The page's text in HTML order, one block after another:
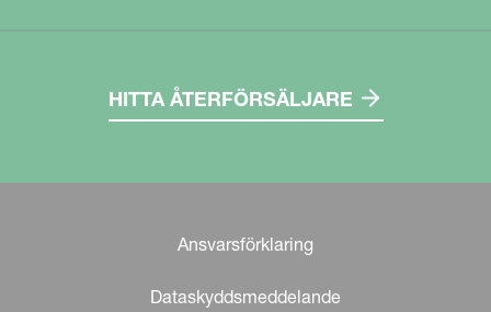
HITTA ÅTERFÖRSÄLJARE
Ansvarsförklaring
Dataskyddsmeddelande